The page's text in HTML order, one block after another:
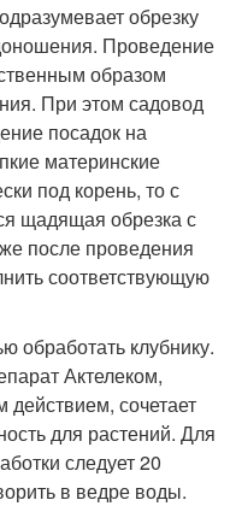
обрезку
Проведение
образом
При этом садовод
посадок на
материнские
под корень, то с
щадящая обрезка с
после проведения
соответствующую
обработать клубнику.
Актелеком,
действием, сочетает
для растений. Для
следует 20
в ведре воды.